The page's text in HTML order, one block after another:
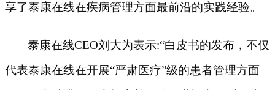
享了泰康在线在疾病管理方面最前沿的实践经验。
泰康在线CEO刘大为表示:“白皮书的发布，不仅
代表泰康在线在开展“严肃医疗”级的患者管理方面